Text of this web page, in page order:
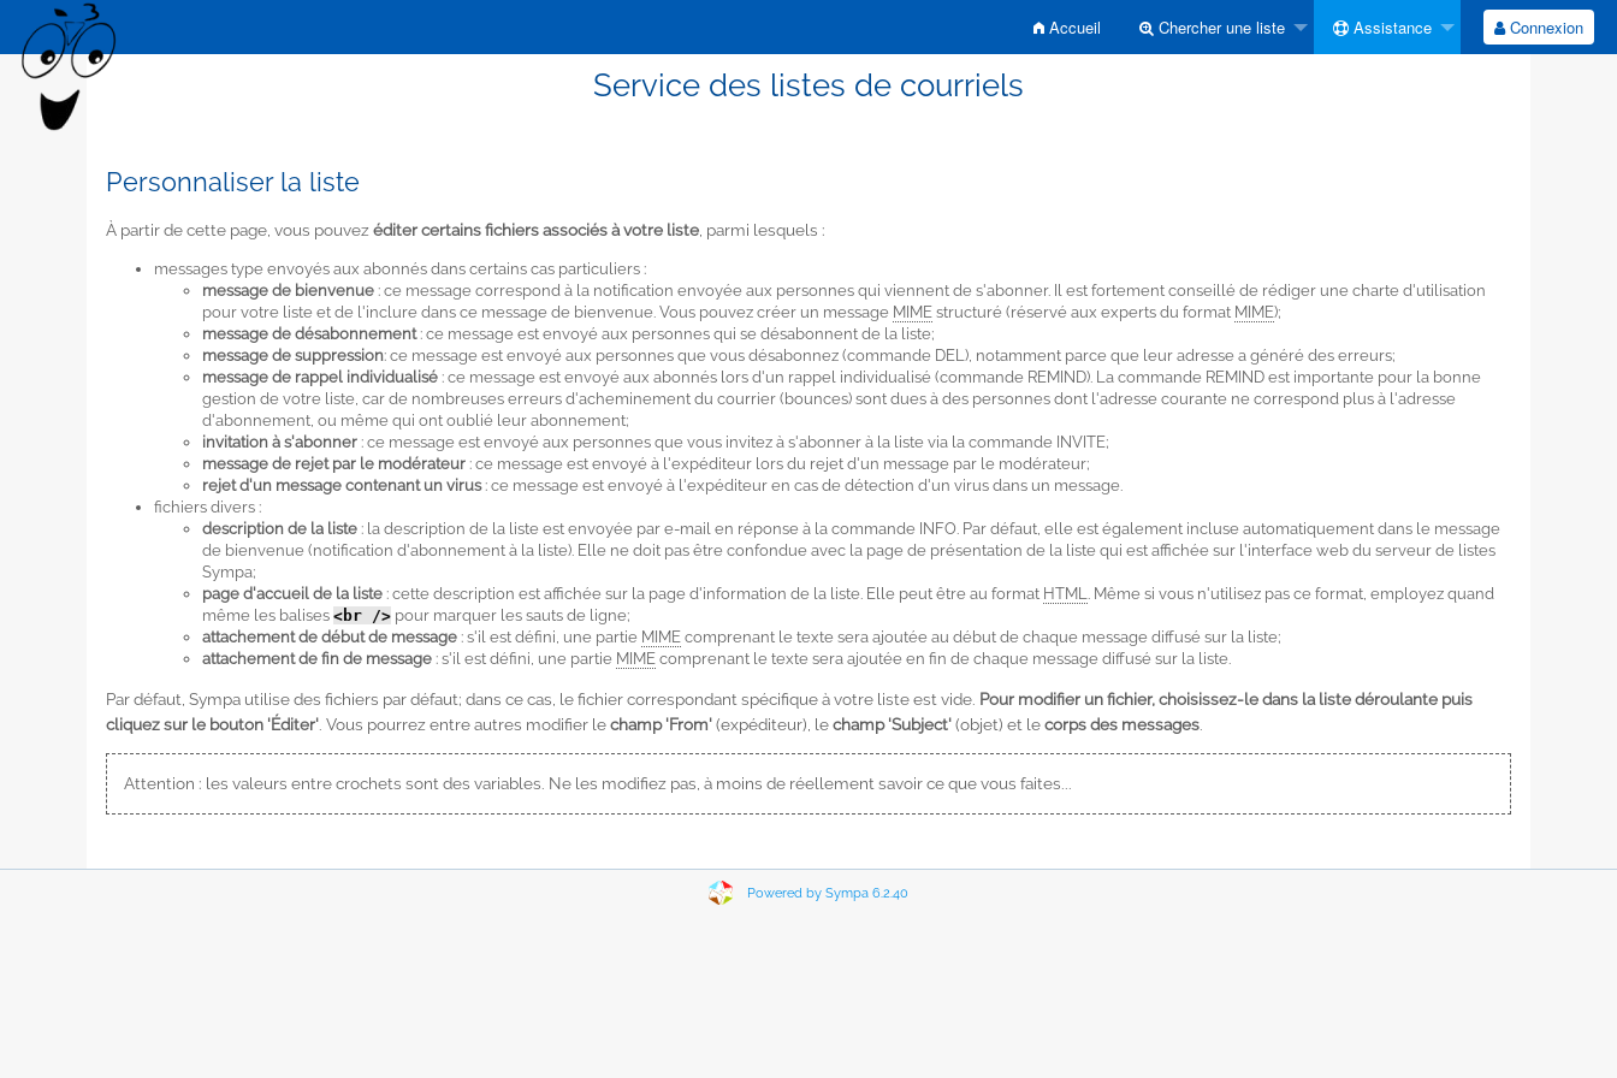
Accueil Chercher une liste Assistance Connexion
Service des listes de courriels
Personnaliser la liste
À partir de cette page, vous pouvezéditer certains fichiers associés à votre liste , parmi lesquels :
messages type envoyés aux abonnés dans certains cas particuliers :
message de bienvenue : ce message correspond à la notification envoyée aux personnes qui viennent de s'abonner. Il est fortement conseillé de rédiger une charte d'utilisation
pour votre liste et de l'inclure dans ce message de bienvenue. Vous pouvez créer un message MIME structuré (réservé aux experts du format MIME);
message de désabonnement: ce message est envoyé aux personnes qui se désabonnent de la liste;
message de suppression: ce message est envoyé aux personnes que vous désabonnez (commande DEL), notamment parce que leur adresse a généré des erreurs;
message de rappel individualisé : ce message est envoyé aux abonnés lors d'un rappel individualisé (commande REMIND). La commande REMIND est importante pour la bonne
gestion de votre liste, car de nombreuses erreurs d'acheminement du courrier (bounces) sont dues à des personnes dont l'adresse courante ne correspond plus à l'adresse
d'abonnement, ou même qui ont oublié leur abonnement;
invitation à s'abonner : ce message est envoyé aux personnes que vous invitez à s'abonner à la liste via la commande INVITE;
message de rejet par le modérateur : ce message est envoyé à l'expéditeur lors du rejet d'un message par le modérateur;
rejet d'un message contenant un virus: ce message est envoyé à l'expéditeur en cas de détection d'un virus dans un message.
fichiers divers :
description de la liste : la description de la liste est envoyée par e-mail en réponse à la commande INFO. Par défaut, elle est également incluse automatiquement dans le message
de bienvenue (notification d'abonnement à la liste). Elle ne doit pas être confondue avec la page de présentation de la liste qui est affichée sur l'interface web du serveur de listes
Sympa;
page d'accueil de la liste : cette description est affichée sur la page d'information de la liste. Elle peut être au format HTML. Même si vous n'utilisez pas ce format, employez quand
même les balises <br /> pour marquer les sauts de ligne;
attachement de début de message : s'il est défini, une partie MIME comprenant le texte sera ajoutée au début de chaque message diffusé sur la liste;
attachement de fin de message : s'il est défini, une partie MIME comprenant le texte sera ajoutée en fin de chaque message diffusé sur la liste.
Par défaut, Sympa utilise des fichiers par défaut; dans ce cas, le fichier correspondant spécifique à votre liste est vide. Pour modifier un fichier, choisissez-le dans la liste déroulante puis
cliquez sur le bouton 'Éditer' . Vous pourrez entre autres modifier lechamp 'From'(expéditeur), lechamp 'Subject'(objet) et lecorps des messages
Attention : les valeurs entre crochets sont des variables. Ne les modifiez pas, à moins de réellement savoir ce que vous faites...
Powered by Sympa 6.2.40